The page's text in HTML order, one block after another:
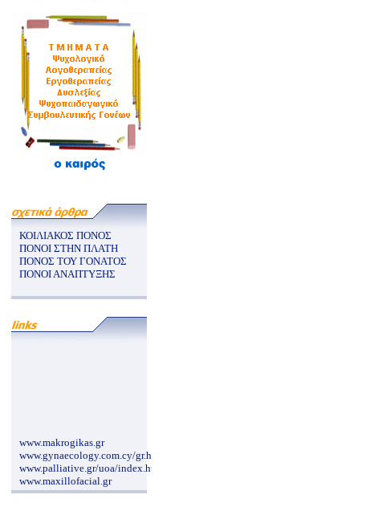
ΚΟΙΛΙΑΚΟΣ ΠΟΝΟΣ
ΠΟΝΟΙ ΣΤΗΝ ΠΛΑΤΗ
ΠΟΝΟΣ ΤΟΥ ΓΟΝΑΤΟΣ
ΠΟΝΟΙ ΑΝΑΠΤΥΞΗΣ
www.gynaecology.com.cy/gr.htm
www.palliative.gr/uoa/index.html
www.maxillofacial.gr
www.metaxa-hospital.gr/